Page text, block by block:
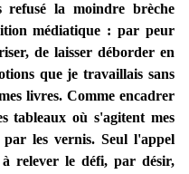
la moindre brèche
médiatique : par peur
de laisser déborder en
que je travaillais sans
livres. Comme encadrer
tableaux où s'agitent mes
par les vernis. Seul l'appel
relever le défi, par désir,